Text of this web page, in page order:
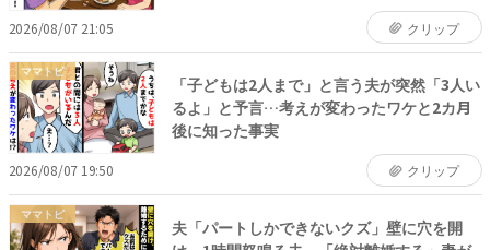
2026/08/07 21:05 クリップ
ママトピ
「子どもは2人まで」と言う夫が突然「3人い
るよ」と予言…考えが変わったワケと2カ月
後に知った事実
2026/08/07 19:50 クリップ
ママトピ
夫「パートしかできないクズ」壁に穴を開